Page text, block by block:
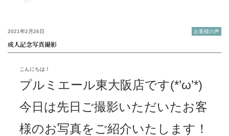
2021年2月26日 お客様の声
成人記念写真撮影
こんにちは！
プルミエール東大阪店です(*’ω’*)
今日は先日ご撮影いただいたお客
様のお写真をご紹介いたします！